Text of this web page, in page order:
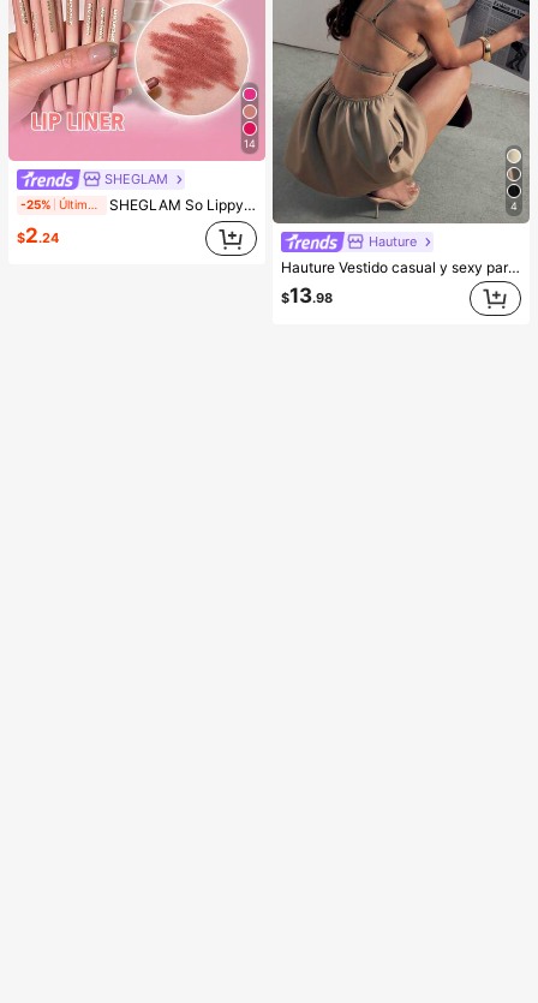
14
SHEGLAM
-25% SHEGLAM So Lippy Delineador De Labios-Misty Rose Lip Combo Marca De Belleza CosméTica Maquillaje Para Mujeres Y NiñAs
$2.24
4
Hauture
Hauture Vestido casual y sexy para oficina con cuello cuadrado, delantal frontal y bolsillos, con espalda abierta con tirantes
$13.98